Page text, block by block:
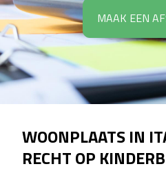
MAAK EEN
WOONPLAATS IN
RECHT OP